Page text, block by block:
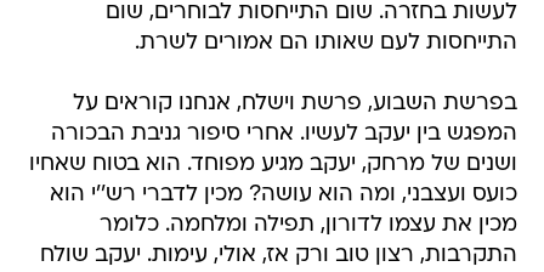
לעשות בחזרה. שום התייחסות לבוחרים, שום
התייחסות לעם שאותו הם אמורים לשרת.
בפרשת השבוע, פרשת וישלח, אנחנו קוראים על
המפגש בין יעקב לעשיו. אחרי סיפור גניבת הבכורה
ושנים של מרחק, יעקב מגיע מפוחד. הוא בטוח שאחיו
כועס ועצבני, ומה הוא עושה? מכין לדברי רש''י הוא
מכין את עצמו לדורון, תפילה ומלחמה. כלומר
התקרבות, רצון טוב ורק אז, אולי, עימות. יעקב שולח